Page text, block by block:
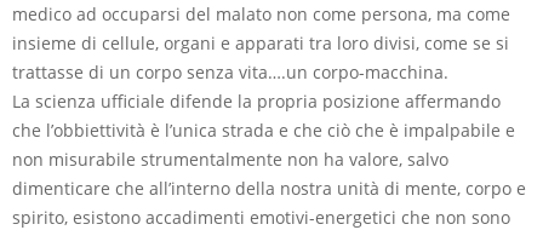
medico ad occuparsi del malato non come persona, ma come
insieme di cellule, organi e apparati tra loro divisi, come se si
trattasse di un corpo senza vita….un corpo-macchina.
La scienza ufficiale difende la propria posizione affermando
che l’obbiettività è l’unica strada e che ciò che è impalpabile e
non misurabile strumentalmente non ha valore, salvo
dimenticare che all’interno della nostra unità di mente, corpo e
spirito, esistono accadimenti emotivi-energetici che non sono